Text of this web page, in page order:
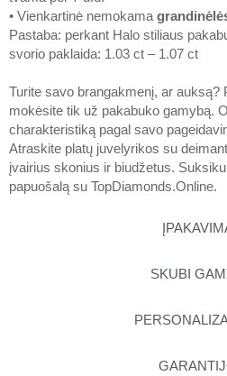
SKUBI
• Vienkartinė nemokama
Pastaba: perkant Halo stiliaus
svorio paklaida: 1.03 ct – 1.07 ct
Turite savo brangakmenį, ar auksą?
mokėsite tik už pakabuko gamybą.
charakteristiką pagal savo
Atraskite platų juvelyrikos su
įvairius skonius ir biudžetus.
papuošalą su TopDiamonds.Online.